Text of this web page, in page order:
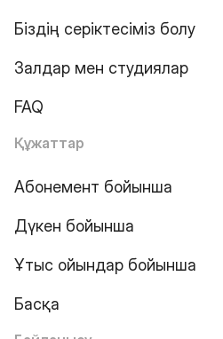
Біздің серіктесіміз болу
Залдар мен студиялар
FAQ
Құжаттар
Абонемент бойынша
Дүкен бойынша
Ұтыс ойындар бойынша
Басқа